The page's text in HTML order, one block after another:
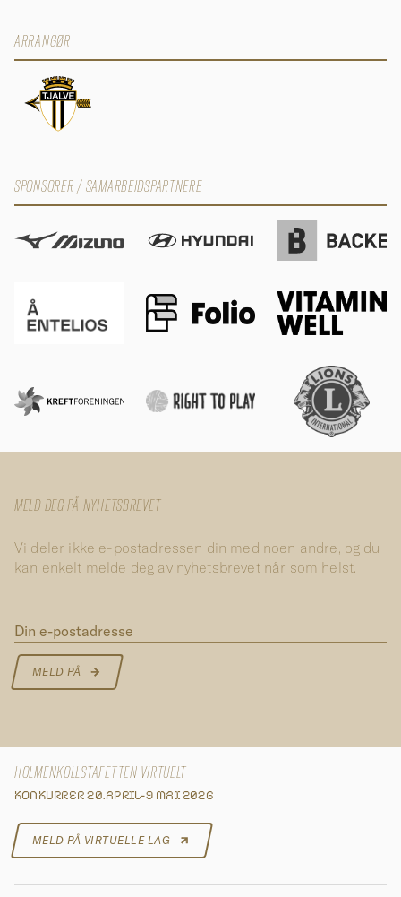
ARRANGØR
SPONSORER / SAMARBEIDSPARTNERE
MELD DEG PÅ NYHETSBREVET
Vi deler ikke e-postadressen din med noen andre, og du
kan enkelt melde deg av nyhetsbrevet når som helst.
Din e-postadresse
MELD PÅ
HOLMENKOLLSTAFETTEN VIRTUELT
KONKURRER 20.APRIL-9 MAI 2026
MELD PÅ VIRTUELLE LAG